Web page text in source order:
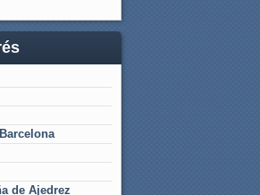
de Ajedrez